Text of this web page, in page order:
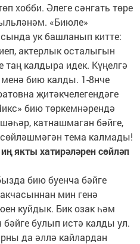
хобби. Әлеге сәнгать төре
«Биюле»
ук башланып китте:
актерлык осталыгын
таң калдыра идек. Күңелгә
бию калды. 1-8нче
җитәкчелегендәге
бию төркемнәрендә
катнашмаган бәйге,
тема калмады!
якты хатирәләрен сөйләп
бию буенча бәйге
мин генә
куйдык. Бик озак һәм
бәйге булып истә калды ул.
да әллә кайлардан